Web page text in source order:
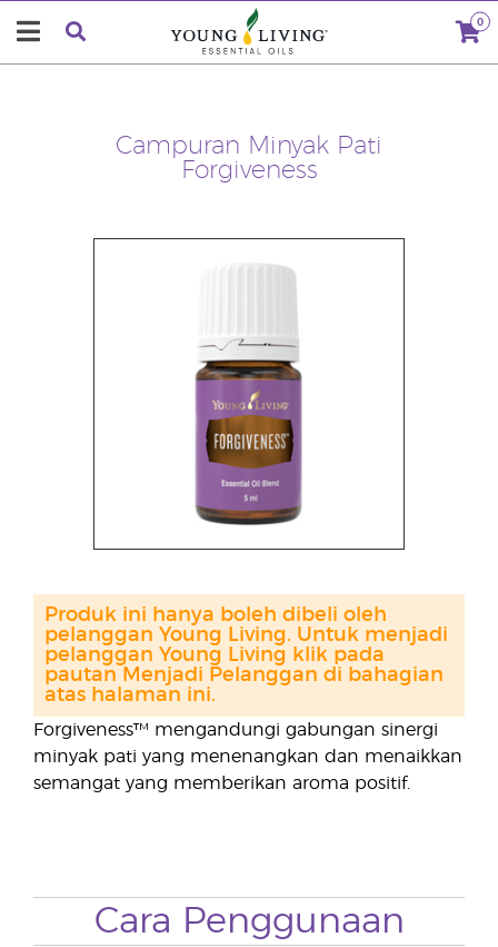
0
Campuran Minyak Pati
Forgiveness
Forgiveness™ mengandungi gabungan sinergi
minyak pati yang menenangkan dan menaikkan
semangat yang memberikan aroma positif.
Produk ini hanya boleh dibeli oleh
pelanggan Young Living. Untuk menjadi
pelanggan Young Living klik pada
pautan Menjadi Pelanggan di bahagian
atas halaman ini.
Cara Penggunaan